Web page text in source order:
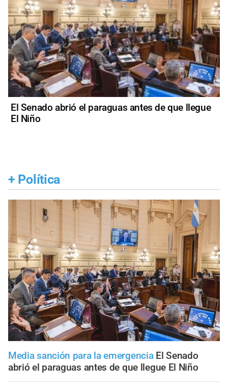
El Senado abrió el paraguas antes de que llegue
El Niño
+ Política
Media sanción para la emergencia El Senado
abrió el paraguas antes de que llegue El Niño